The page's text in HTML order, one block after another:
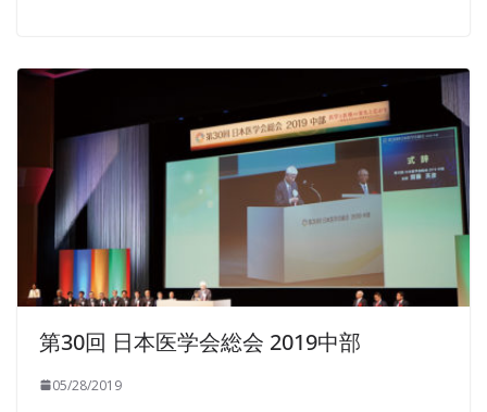
第30回 日本医学会総会 2019中部
05/28/2019